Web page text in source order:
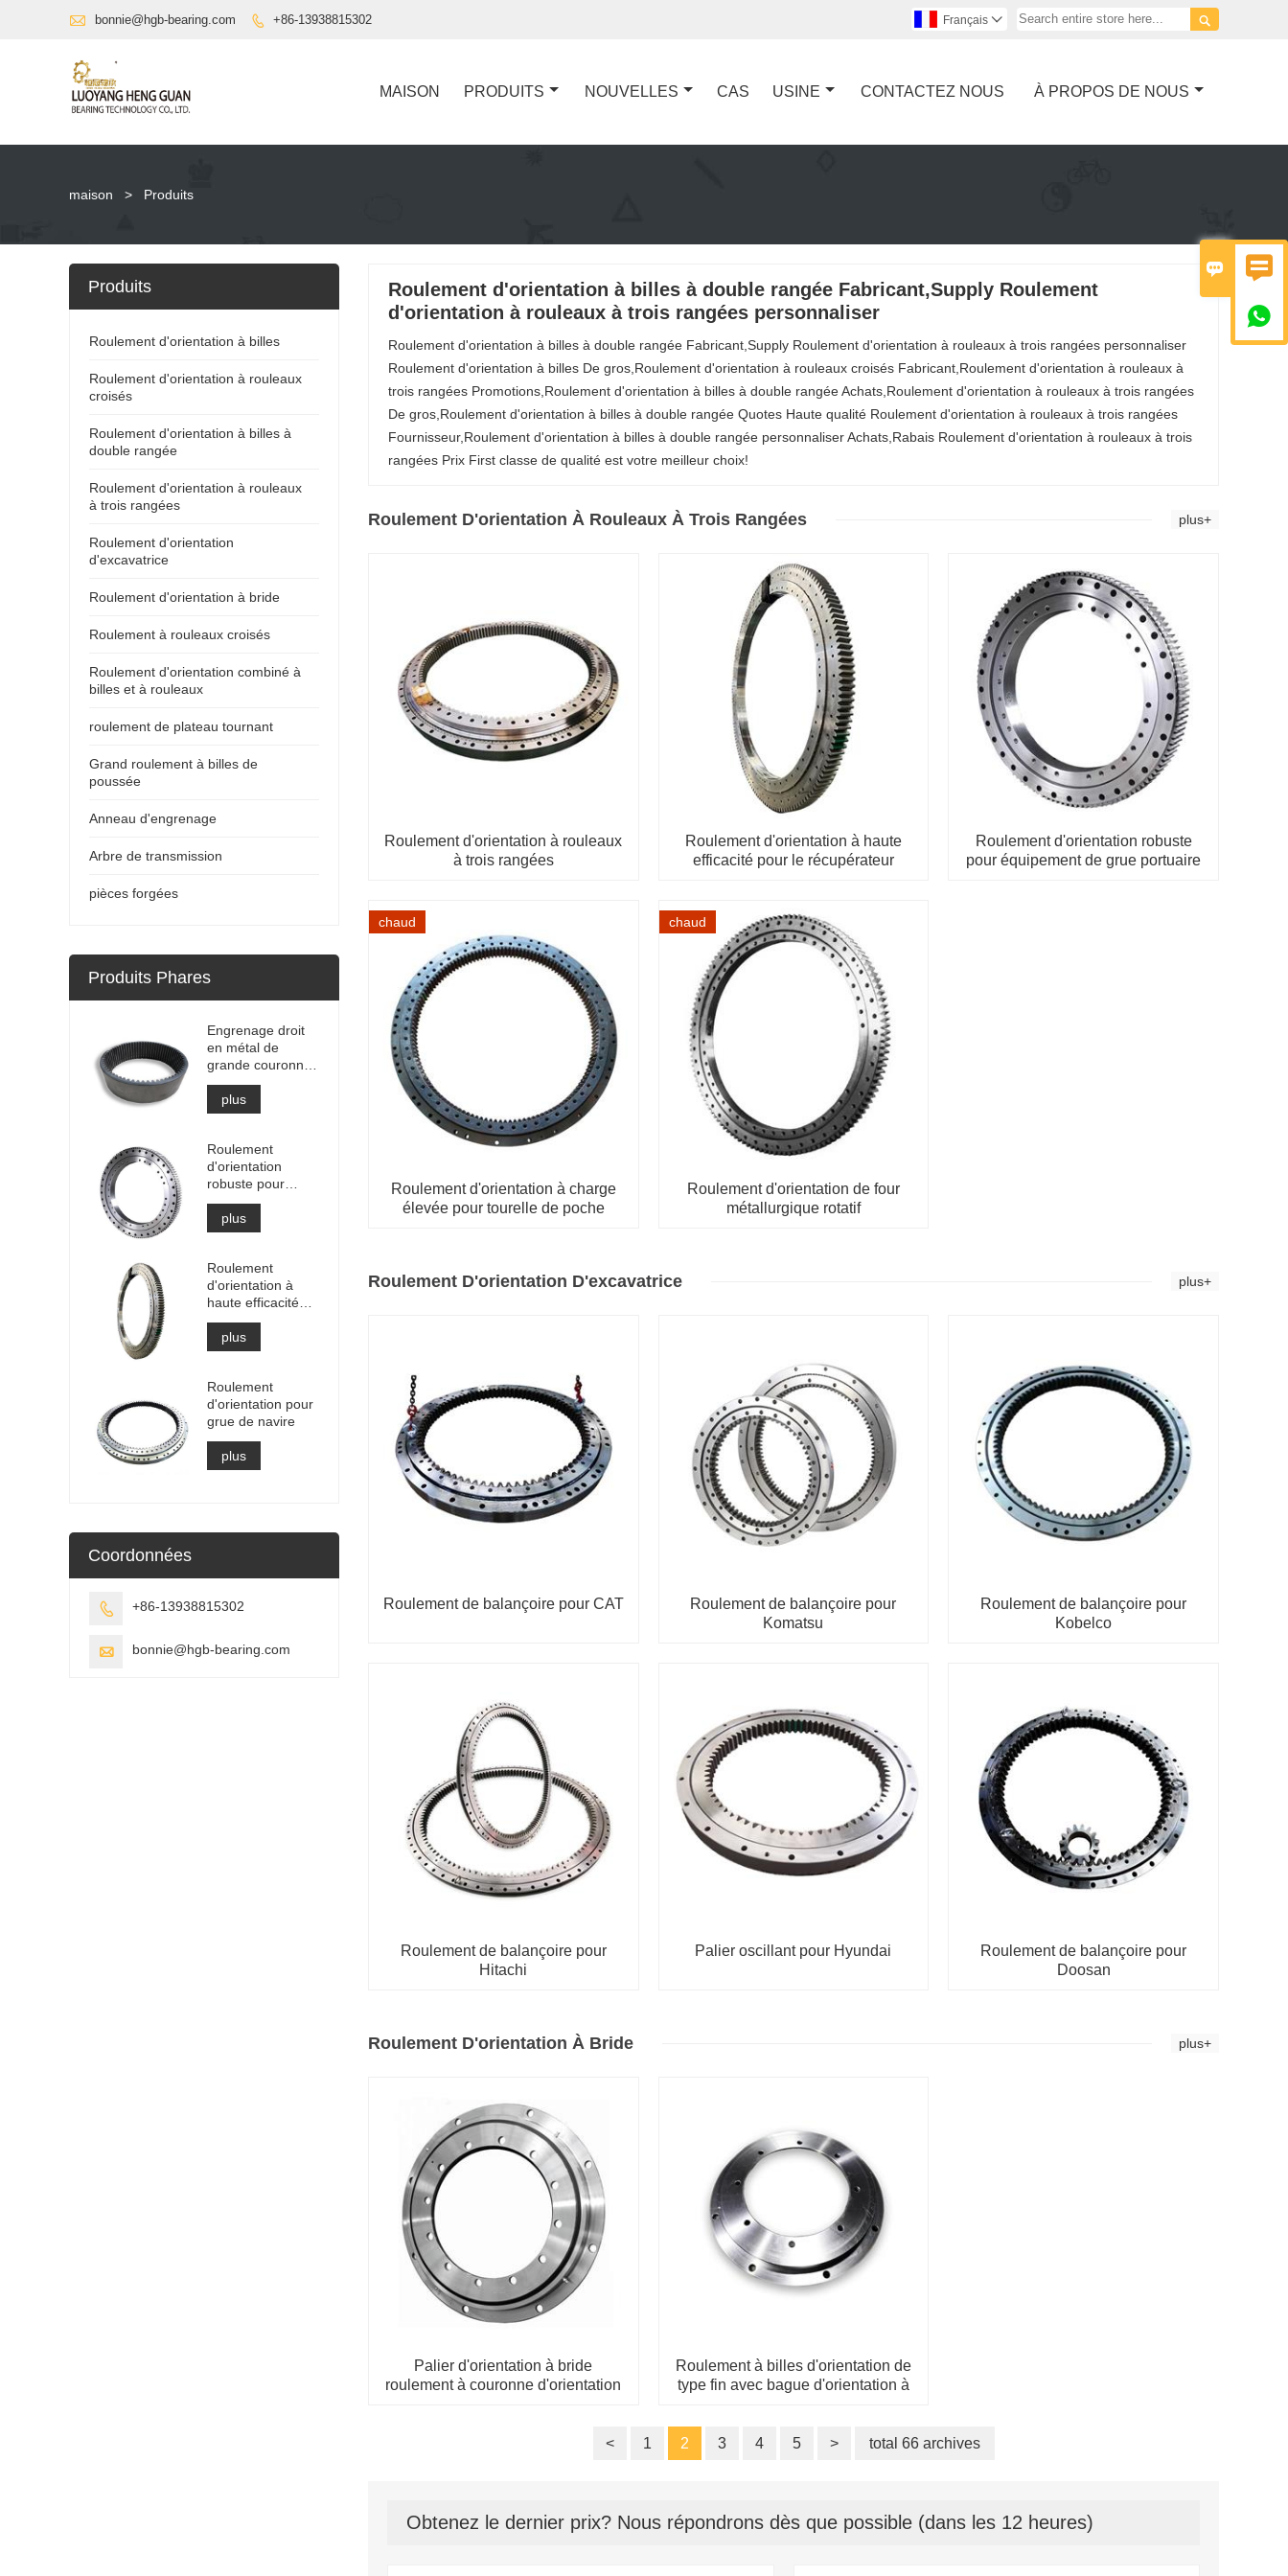
 

 bonnie@hgb-bearing.com  +86-13938815302 
Français 
MAISON PRODUITS NOUVELLES CAS USINE CONTACTEZ NOUS À PROPOS DE NOUS
maison > Produits
Roulement d'orientation à billes à double rangée Fabricant,Supply Roulement
d'orientation à rouleaux à trois rangées personnaliser
Roulement d'orientation à billes à double rangée Fabricant,Supply Roulement d'orientation à rouleaux à trois rangées personnaliser
Roulement d'orientation à billes De gros,Roulement d'orientation à rouleaux croisés Fabricant,Roulement d'orientation à rouleaux à
trois rangées Promotions,Roulement d'orientation à billes à double rangée Achats,Roulement d'orientation à rouleaux à trois rangées
De gros,Roulement d'orientation à billes à double rangée Quotes Haute qualité Roulement d'orientation à rouleaux à trois rangées
Fournisseur,Roulement d'orientation à billes à double rangée personnaliser Achats,Rabais Roulement d'orientation à rouleaux à trois
rangées Prix First classe de qualité est votre meilleur choix!
Roulement D'orientation À Rouleaux À Trois Rangées plus+
Roulement d'orientation à rouleaux
à trois rangées
Roulement d'orientation à haute
efficacité pour le récupérateur
Roulement d'orientation robuste
pour équipement de grue portuaire
chaud
Roulement d'orientation à charge
élevée pour tourelle de poche
chaud
Roulement d'orientation de four
métallurgique rotatif
Roulement D'orientation D'excavatrice plus+
Roulement de balançoire pour CAT
Roulement de balançoire pour
Komatsu
Roulement de balançoire pour
Kobelco
Roulement de balançoire pour
Hitachi
Palier oscillant pour Hyundai
Roulement de balançoire pour
Doosan
Roulement D'orientation À Bride plus+
Palier d'orientation à bride
roulement à couronne d'orientation
Roulement à billes d'orientation de
type fin avec bague d'orientation à
< 1 2 3 4 5 > total 66 archives
Obtenez le dernier prix? Nous répondrons dès que possible (dans les 12 heures)
Produits
Roulement d'orientation à billes
Roulement d'orientation à rouleaux
croisés
Roulement d'orientation à billes à
double rangée
Roulement d'orientation à rouleaux
à trois rangées
Roulement d'orientation
d'excavatrice
Roulement d'orientation à bride
Roulement à rouleaux croisés
Roulement d'orientation combiné à
billes et à rouleaux
roulement de plateau tournant
Grand roulement à billes de
poussée
Anneau d'engrenage
Arbre de transmission
pièces forgées
Produits Phares
Engrenage droit
en métal de
grande couronne
dentée interne de
haute précision
avec traitement
plus
Roulement
d'orientation
robuste pour
équipement de
grue portuaire
plus
Roulement
d'orientation à
haute efficacité
pour le
récupérateur
d'empileur
plus
Roulement
d'orientation pour
grue de navire
plus
Coordonnées
 +86-13938815302
 bonnie@hgb-bearing.com